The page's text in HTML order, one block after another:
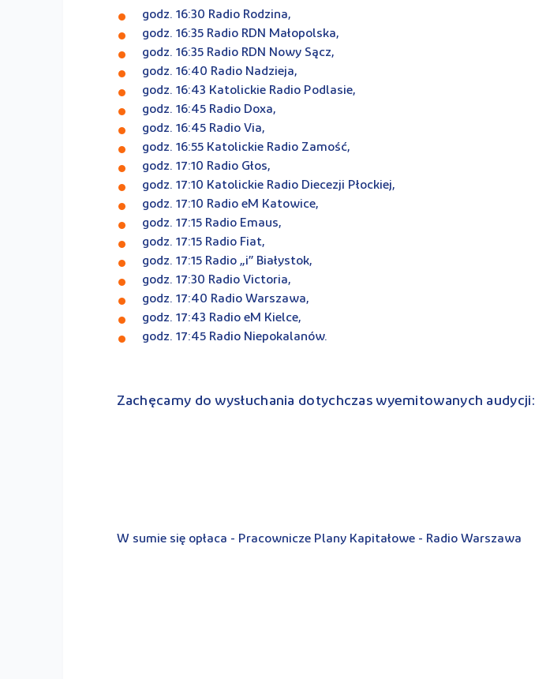
godz. 16:30 Radio Rodzina,
godz. 16:35 Radio RDN Małopolska,
godz. 16:35 Radio RDN Nowy Sącz,
godz. 16:40 Radio Nadzieja,
godz. 16:43 Katolickie Radio Podlasie,
godz. 16:45 Radio Doxa,
godz. 16:45 Radio Via,
godz. 16:55 Katolickie Radio Zamość,
godz. 17:10 Radio Głos,
godz. 17:10 Katolickie Radio Diecezji Płockiej,
godz. 17:10 Radio eM Katowice,
godz. 17:15 Radio Emaus,
godz. 17:15 Radio Fiat,
godz. 17:15 Radio „i” Białystok,
godz. 17:30 Radio Victoria,
godz. 17:40 Radio Warszawa,
godz. 17:43 Radio eM Kielce,
godz. 17:45 Radio Niepokalanów.
Zachęcamy do wysłuchania dotychczas wyemitowanych audycji:
W sumie się opłaca - Pracownicze Plany Kapitałowe - Radio Warszawa